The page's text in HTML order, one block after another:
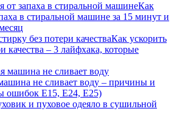
Как
в стиральной машине за 15 минут и
Как ускорить
качества – 3 лайфхака, которые
не сливает воду – причины и
ошибок E15, E24, E25)